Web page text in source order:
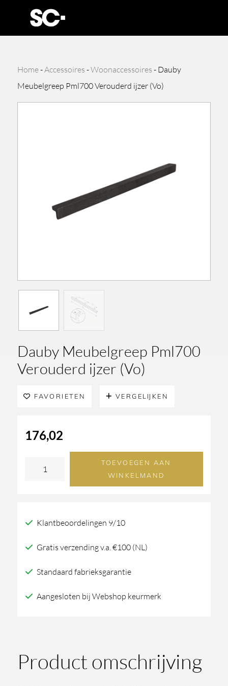
Home-Accessoires -Woonaccessoires - Dauby
Meubelgreep Pml700 Verouderd ijzer (Vo)
Dauby Meubelgreep Pml700
Verouderd ijzer (Vo)
FAVORIETEN VERGELIJKEN
176,02
Dauby
(Vo)
TOEVOEGEN AAN
WINKELMAND
Klantbeoordelingen 9/10
Gratis verzending v.a. €100 (NL)
Standaard fabrieksgarantie
Aangesloten bij Webshop keurmerk
Product omschrijving